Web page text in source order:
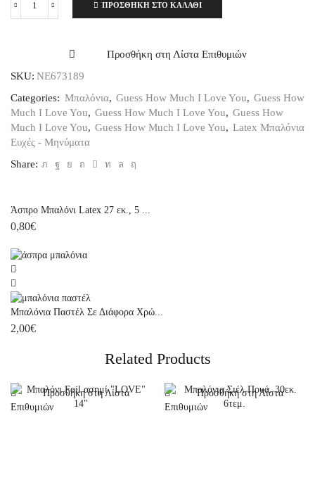
Μπαλόνια
Love
You
8
τεμ.
ποσότητα
ΠΡΟΣΘΉΚΗ ΣΤΟ ΚΑΛΆΘΙ
Προσθήκη στη Λίστα Επιθυμιών
SKU: NE673189
Categories: Μπαλόνια, Guess How Much I Love You, Guess How
Much I Love You, Guess How Much I Love You, Guess How
Much I Love You, Guess How Much I Love You, Latex Μπαλόνια
Ευχές - Μηνύματα
Share:
Άσπρο Μπαλόνι Latex 27 εκ., 5 ...
0,80€
Μπαλόνια Παστέλ Σε Διάφορα Χρώ...
2,00€
Related Products
Προσθήκη στη Λίστα
Επιθυμιών
Προσθήκη στη Λίστα
Επιθυμιών